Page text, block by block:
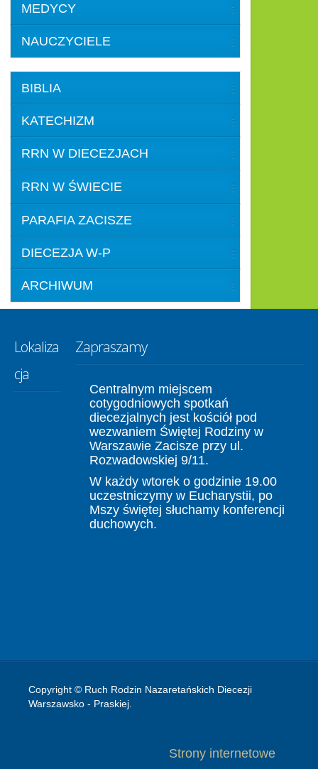
MEDYCY
NAUCZYCIELE
BIBLIA
KATECHIZM
RRN W DIECEZJACH
RRN W ŚWIECIE
PARAFIA ZACISZE
DIECEZJA W-P
ARCHIWUM
Lokaliza
cja
Zapraszamy
Centralnym miejscem
cotygodniowych spotkań
diecezjalnych jest kościół pod
wezwaniem Świętej Rodziny w
Warszawie Zacisze przy ul.
Rozwadowskiej 9/11.
W każdy wtorek o godzinie 19.00
uczestniczymy w Eucharystii, po
Mszy świętej słuchamy konferencji
duchowych.
Copyright © Ruch Rodzin Nazaretańskich Diecezji
Warszawsko - Praskiej.
Strony internetowe